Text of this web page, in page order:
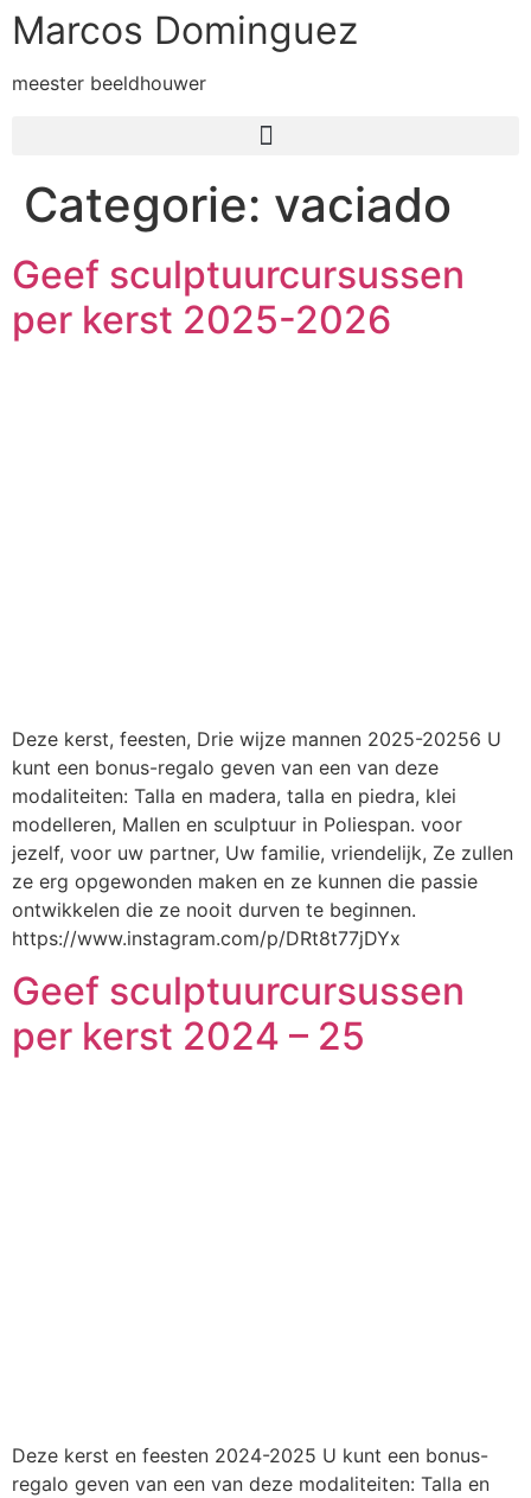
Marcos Dominguez
meester beeldhouwer
Categorie: vaciado
Geef sculptuurcursussen
per kerst 2025-2026
Deze kerst, feesten, Drie wijze mannen 2025-20256 U
kunt een bonus-regalo geven van een van deze
modaliteiten: Talla en madera, talla en piedra, klei
modelleren, Mallen en sculptuur in Poliespan. voor
jezelf, voor uw partner, Uw familie, vriendelijk, Ze zullen
ze erg opgewonden maken en ze kunnen die passie
ontwikkelen die ze nooit durven te beginnen.
https://www.instagram.com/p/DRt8t77jDYx
Geef sculptuurcursussen
per kerst 2024 – 25
Deze kerst en feesten 2024-2025 U kunt een bonus-
regalo geven van een van deze modaliteiten: Talla en